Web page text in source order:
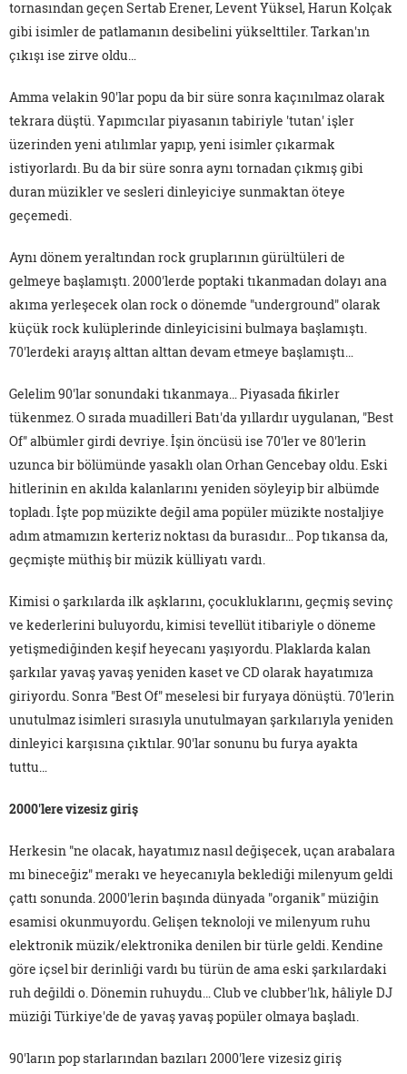
tornasından geçen Sertab Erener, Levent Yüksel, Harun Kolçak
gibi isimler de patlamanın desibelini yükselttiler. Tarkan'ın
çıkışı ise zirve oldu…
Amma velakin 90'lar popu da bir süre sonra kaçınılmaz olarak
tekrara düştü. Yapımcılar piyasanın tabiriyle 'tutan' işler
üzerinden yeni atılımlar yapıp, yeni isimler çıkarmak
istiyorlardı. Bu da bir süre sonra aynı tornadan çıkmış gibi
duran müzikler ve sesleri dinleyiciye sunmaktan öteye
geçemedi.
Aynı dönem yeraltından rock gruplarının gürültüleri de
gelmeye başlamıştı. 2000'lerde poptaki tıkanmadan dolayı ana
akıma yerleşecek olan rock o dönemde "underground" olarak
küçük rock kulüplerinde dinleyicisini bulmaya başlamıştı.
70'lerdeki arayış alttan alttan devam etmeye başlamıştı…
Gelelim 90'lar sonundaki tıkanmaya… Piyasada fikirler
tükenmez. O sırada muadilleri Batı'da yıllardır uygulanan, "Best
Of" albümler girdi devriye. İşin öncüsü ise 70'ler ve 80'lerin
uzunca bir bölümünde yasaklı olan Orhan Gencebay oldu. Eski
hitlerinin en akılda kalanlarını yeniden söyleyip bir albümde
topladı. İşte pop müzikte değil ama popüler müzikte nostaljiye
adım atmamızın kerteriz noktası da burasıdır… Pop tıkansa da,
geçmişte müthiş bir müzik külliyatı vardı.
Kimisi o şarkılarda ilk aşklarını, çocukluklarını, geçmiş sevinç
ve kederlerini buluyordu, kimisi tevellüt itibariyle o döneme
yetişmediğinden keşif heyecanı yaşıyordu. Plaklarda kalan
şarkılar yavaş yavaş yeniden kaset ve CD olarak hayatımıza
giriyordu. Sonra "Best Of" meselesi bir furyaya dönüştü. 70'lerin
unutulmaz isimleri sırasıyla unutulmayan şarkılarıyla yeniden
dinleyici karşısına çıktılar. 90'lar sonunu bu furya ayakta
tuttu…
2000'lere vizesiz giriş
Herkesin "ne olacak, hayatımız nasıl değişecek, uçan arabalara
mı bineceğiz" merakı ve heyecanıyla beklediği milenyum geldi
çattı sonunda. 2000'lerin başında dünyada "organik" müziğin
esamisi okunmuyordu. Gelişen teknoloji ve milenyum ruhu
elektronik müzik/elektronika denilen bir türle geldi. Kendine
göre içsel bir derinliği vardı bu türün de ama eski şarkılardaki
ruh değildi o. Dönemin ruhuydu… Club ve clubber'lık, hâliyle DJ
müziği Türkiye'de de yavaş yavaş popüler olmaya başladı.
90'ların pop starlarından bazıları 2000'lere vizesiz giriş